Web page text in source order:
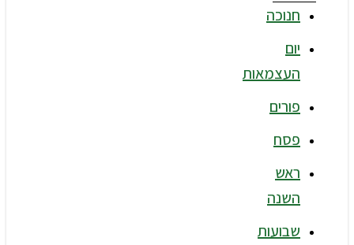
חנוכה
יום
העצמאות
פורים
פסח
ראש
השנה
שבועות